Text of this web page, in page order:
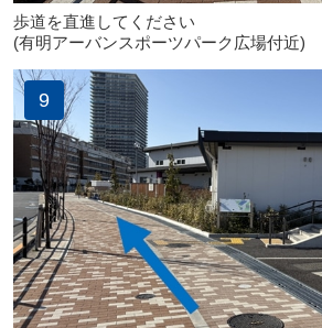
歩道を直進してください
(有明アーバンスポーツパーク広場付近)
9